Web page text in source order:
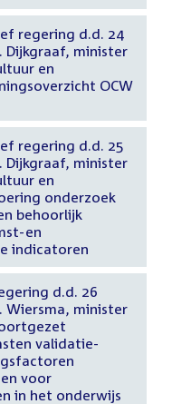
regering d.d. 24
Dijkgraaf, minister
en
OCW
regering d.d. 25
Dijkgraaf, minister
en
onderzoek
behoorlijk
en
indicatoren
d.d. 26
Wiersma, minister
validatie-
voor
in het onderwijs